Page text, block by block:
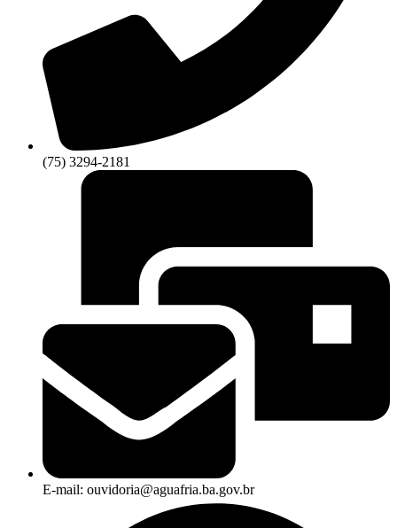
(75) 3294-2181
E-mail: ouvidoria@aguafria.ba.gov.br